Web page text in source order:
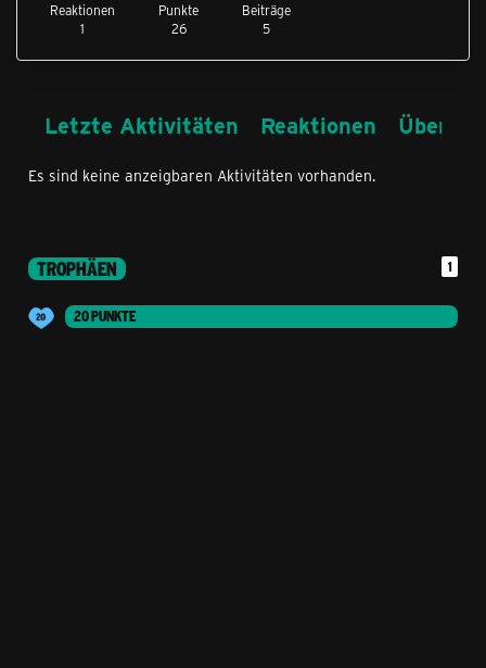
Reaktionen
1
Punkte
26
Beiträge
5
Letzte Aktivitäten Reaktionen Über
Es sind keine anzeigbaren Aktivitäten vorhanden.
TROPHÄEN 1
20 PUNKTE